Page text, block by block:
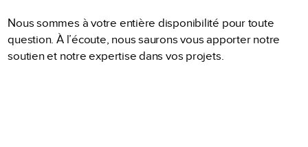
Nous sommes à votre entière disponibilité pour toute
question. À l’écoute, nous saurons vous apporter notre
soutien et notre expertise dans vos projets.